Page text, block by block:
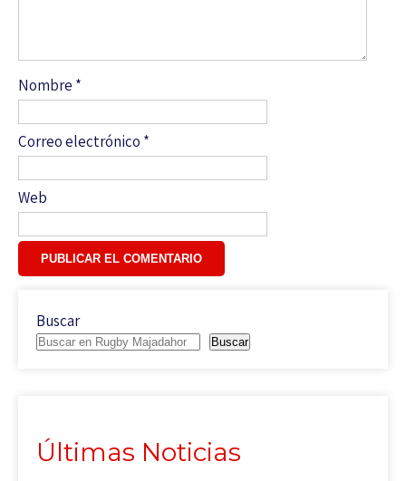
Nombre *
Correo electrónico *
Web
Buscar
Buscar
Últimas Noticias